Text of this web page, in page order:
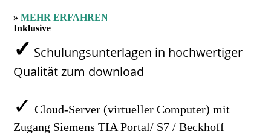
»MEHR ERFAHREN
Inklusive
✓ Schulungsunterlagen in hochwertiger
Qualität zum download
✓ Cloud-Server (virtueller Computer) mit
Zugang Siemens TIA Portal/ S7 / Beckhoff